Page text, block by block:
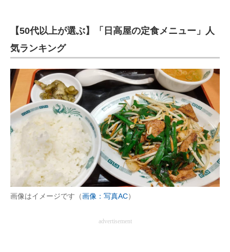
【50代以上が選ぶ】「日高屋の定食メニュー」人
気ランキング
画像はイメージです（画像：写真AC）
advertisement